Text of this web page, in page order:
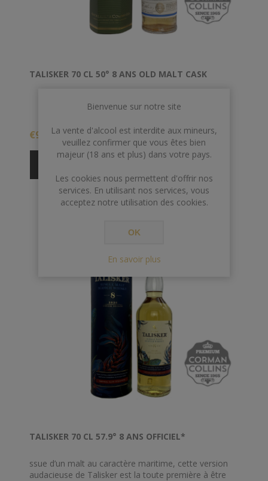
TALISKER 70 CL 50° 8 ANS OLD MALT CASK
€93,00
TALISKER 70 CL 57.9° 8 ANS OFFICIEL*
ssue d’un malt au caractère maritime, cette version
audacieuse de Talisker est la toute première à être
Bienvenue sur notre site
La vente d'alcool est interdite aux mineurs,
veuillez confirmer que vous êtes bien
majeur (18 ans et plus) dans votre pays.
Les cookies nous permettent d'offrir nos
services. En utilisant nos services, vous
acceptez notre utilisation des cookies.
OK
En savoir plus